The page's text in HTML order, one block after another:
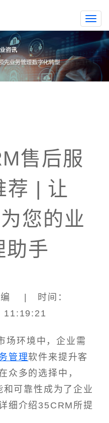
售后服
荐 | 让
您的业
助手
编 | 时间：
11:19:21
场环境中，企业需
管理软件来提升客
众多的选择中，
可靠性成为了企业
细介绍35CRM所提